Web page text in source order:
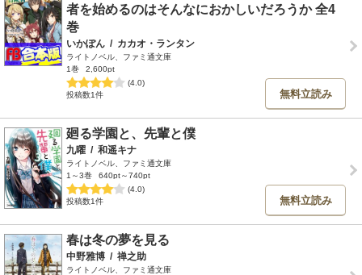
者を始めるのはそんなにおかしいだろうか 全4
巻
いかぽん / カカオ・ランタン
ライトノベル、ファミ通文庫
1巻
2,600pt
(4.0)
投稿数1件
無料立読み
廻る学園と、先輩と僕
九曜 / 和遥キナ
ライトノベル、ファミ通文庫
1～3巻
640pt～740pt
(4.0)
投稿数1件
無料立読み
春は冬の夢を見る
中野雅博 / 禅之助
ライトノベル、ファミ通文庫